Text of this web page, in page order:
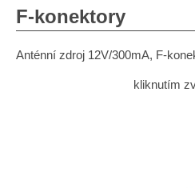
F-konektory
Anténní zdroj 12V/300mA, F-
kliknutím